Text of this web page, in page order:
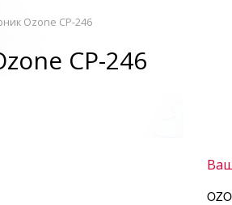
Ozone CP-246
CP-246